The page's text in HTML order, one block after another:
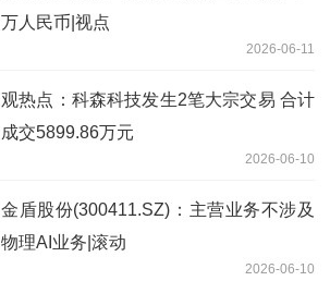
万人民币|视点
2026-06-11
观热点：科森科技发生2笔大宗交易 合计
成交5899.86万元
2026-06-10
金盾股份(300411.SZ)：主营业务不涉及
物理AI业务|滚动
2026-06-10